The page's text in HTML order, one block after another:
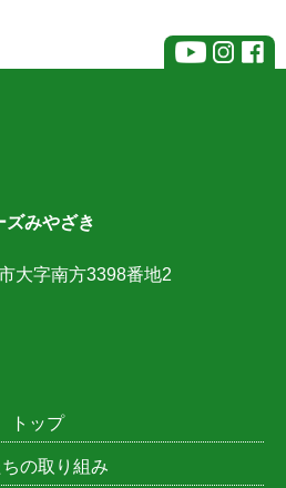
ズみやざき
大字南方3398番地2
トップ
の取り組み